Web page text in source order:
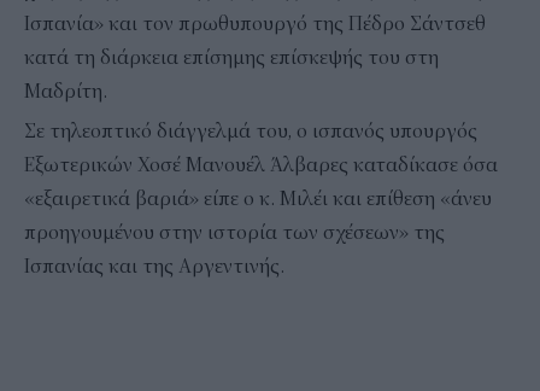
Ισπανία» και τον πρωθυπουργό της Πέδρο Σάντσεθ
κατά τη διάρκεια επίσημης επίσκεψής του στη
Μαδρίτη.
Σε τηλεοπτικό διάγγελμά του, ο ισπανός υπουργός
Εξωτερικών Χοσέ Μανουέλ Άλβαρες καταδίκασε όσα
«εξαιρετικά βαριά» είπε ο κ. Μιλέι και επίθεση «άνευ
προηγουμένου στην ιστορία των σχέσεων» της
Ισπανίας και της Αργεντινής.